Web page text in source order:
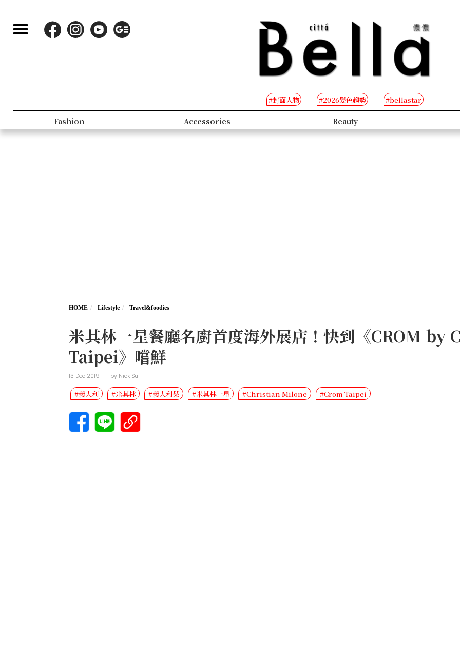
#封面人物 #2026髮色趨勢 #bellastar
Fashion Accessories Beauty
HOME Lifestyle Travel&foodies
米其林一星餐廳名廚首度海外展店！快到《CROM
Taipei》嚐鮮
13 Dec 2019 | by Nick Su
#義大利 #米其林 #義大利菜 #米其林一星 #Christian Milone #Crom Taipei